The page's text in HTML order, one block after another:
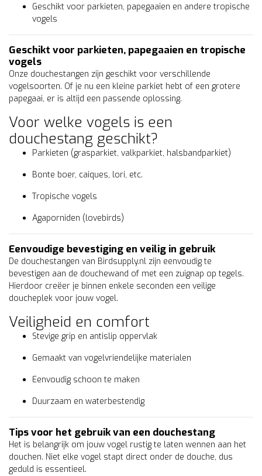
Geschikt voor parkieten, papegaaien en andere tropische
vogels
Geschikt voor parkieten, papegaaien en tropische
vogels
Onze douchestangen zijn geschikt voor verschillende
vogelsoorten. Of je nu een kleine parkiet hebt of een grotere
papegaai, er is altijd een passende oplossing.
Voor welke vogels is een
douchestang geschikt?
Parkieten (grasparkiet, valkparkiet, halsbandparkiet)
Bonte boer, caiques, lori, etc.
Tropische vogels
Agaporniden (lovebirds)
Eenvoudige bevestiging en veilig in gebruik
De douchestangen van Birdsupply.nl zijn eenvoudig te
bevestigen aan de douchewand of met een zuignap op tegels.
Hierdoor creëer je binnen enkele seconden een veilige
doucheplek voor jouw vogel.
Veiligheid en comfort
Stevige grip en antislip oppervlak
Gemaakt van vogelvriendelijke materialen
Eenvoudig schoon te maken
Duurzaam en waterbestendig
Tips voor het gebruik van een douchestang
Het is belangrijk om jouw vogel rustig te laten wennen aan het
douchen. Niet elke vogel stapt direct onder de douche, dus
geduld is essentieel.